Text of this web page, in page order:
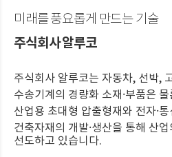
미래를 풍요롭게 만드는 기술
주식회사 알루코
주식회사 알루코는 자동차, 선박,
수송기계의 경량화 소재·부품은
산업용 초대형 압출형재와 전자·
건축자재의 개발·생산을 통해 산
선도하고 있습니다.